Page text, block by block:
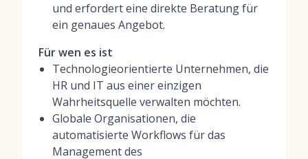
und erfordert eine direkte Beratung für
ein genaues Angebot.
Für wen es ist
Technologieorientierte Unternehmen, die
HR und IT aus einer einzigen
Wahrheitsquelle verwalten möchten.
Globale Organisationen, die
automatisierte Workflows für das
Management des